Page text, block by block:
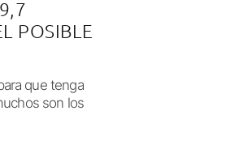
POSIBLE
que tenga
son los